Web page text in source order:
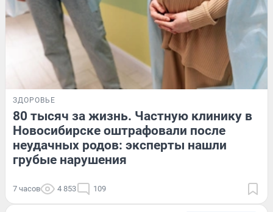
ЗДОРОВЬЕ
80 тысяч за жизнь. Частную клинику в
Новосибирске оштрафовали после
неудачных родов: эксперты нашли
грубые нарушения
7 часов 4 853 109